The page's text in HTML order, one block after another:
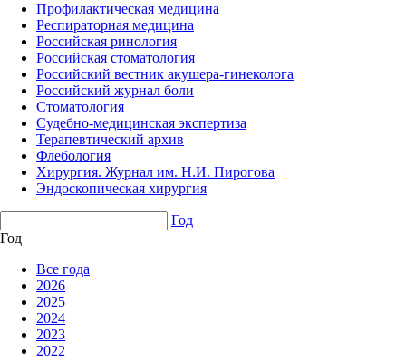
Профилактическая медицина
Респираторная медицина
Российская ринология
Российская стоматология
Российский вестник акушера-гинеколога
Российский журнал боли
Стоматология
Судебно-медицинская экспертиза
Терапевтический архив
Флебология
Хирургия. Журнал им. Н.И. Пирогова
Эндоскопическая хирургия
Год
Год
Все года
2026
2025
2024
2023
2022